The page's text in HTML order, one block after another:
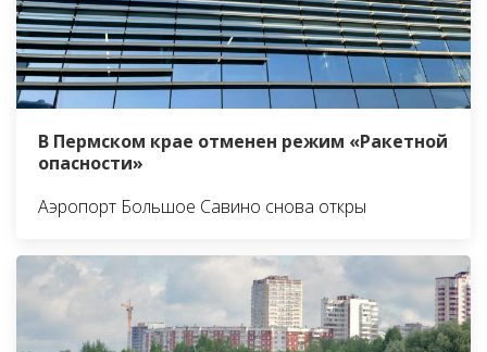
В Пермском крае отменен режим «Ракетной
опасности»
Аэропорт Большое Савино снова откры